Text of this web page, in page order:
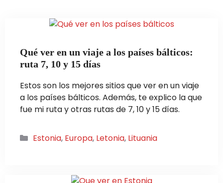
Qué ver en un viaje a los países bálticos:
ruta 7, 10 y 15 días
Estos son los mejores sitios que ver en un viaje
a los países bálticos. Además, te explico la que
fue mi ruta y otras rutas de 7, 10 y 15 días.
Categorías
Estonia, Europa, Letonia, Lituania